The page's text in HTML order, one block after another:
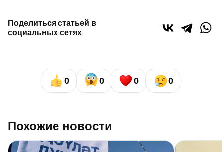
Поделиться статьей в
социальных сетях
0 0 0 0
Похожие новости